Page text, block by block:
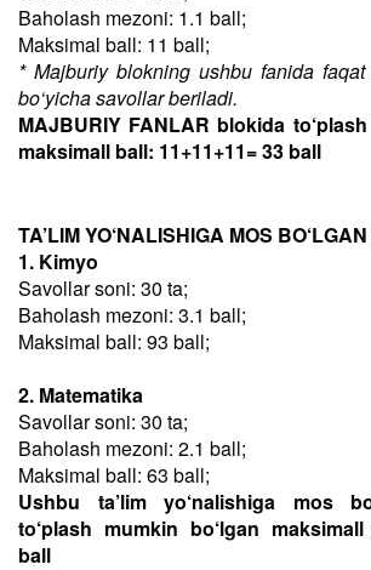
Baholash mezoni: 1.1 ball;
Maksimal ball: 11 ball;
* Majburiy blokning ushbu fanida faqat
bo‘yicha savollar beriladi.
MAJBURIY FANLAR blokida
maksimall ball: 11+11+11= 33 ball
TA’LIM YO‘NALISHIGA MOS
1. Kimyo
Savollar soni: 30 ta;
Baholash mezoni: 3.1 ball;
Maksimal ball: 93 ball;
2. Matematika
Savollar soni: 30 ta;
Baholash mezoni: 2.1 ball;
Maksimal ball: 63 ball;
Ushbu ta’lim yo‘nalishiga mos
to‘plash mumkin bo‘lgan
ball